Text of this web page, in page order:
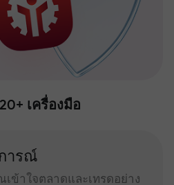
เครื่องมือ
ารณ์
ข้าใจตลาดและเทรดอย่าง